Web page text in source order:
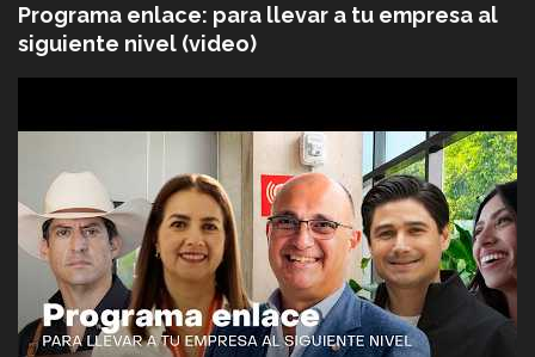
Programa enlace: para llevar a tu empresa al
siguiente nivel (video)